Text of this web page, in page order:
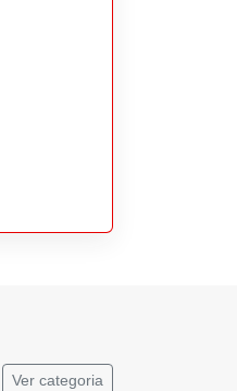
Ver categoria